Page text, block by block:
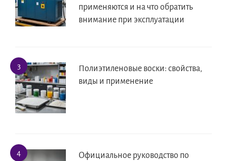
применяются и на что обратить
внимание при эксплуатации
Полиэтиленовые воски: свойства,
виды и применение
Официальное руководство по